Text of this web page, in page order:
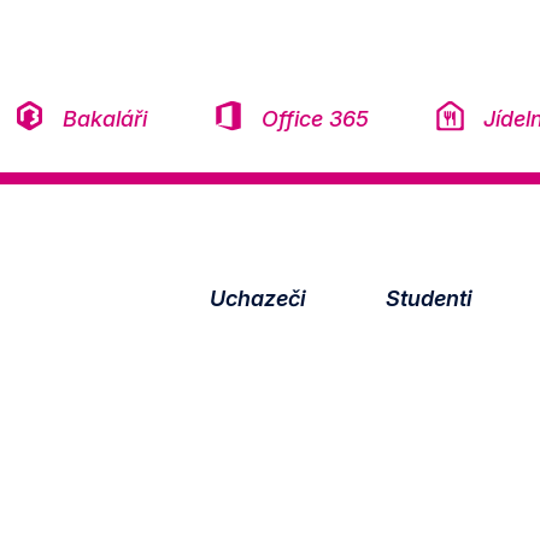
Bakaláři
Office 365
Uchazeči Studenti